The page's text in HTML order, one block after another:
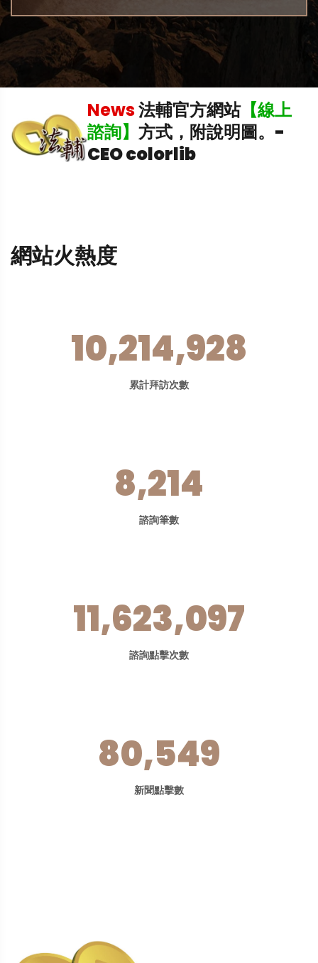
News法輔官方網站【線上
諮詢】 方式，附說明圖。 -
CEO colorlib
網站火熱度
10,214,928
累計拜訪次數
8,214
諮詢筆數
11,623,097
諮詢點擊次數
80,549
新聞點擊數